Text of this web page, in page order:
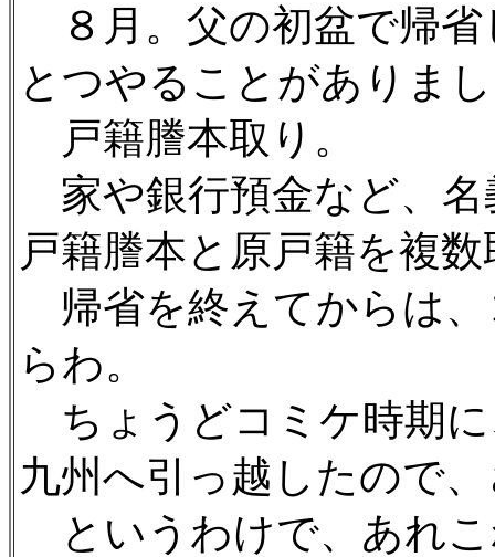
８月。父の初盆で帰
とつやることがありま
戸籍謄本取り。
家や銀行預金など、名
戸籍謄本と原戸籍を複
帰省を終えてからは
らわ。
ちょうどコミケ時期
九州へ引っ越したので
というわけで、あれ